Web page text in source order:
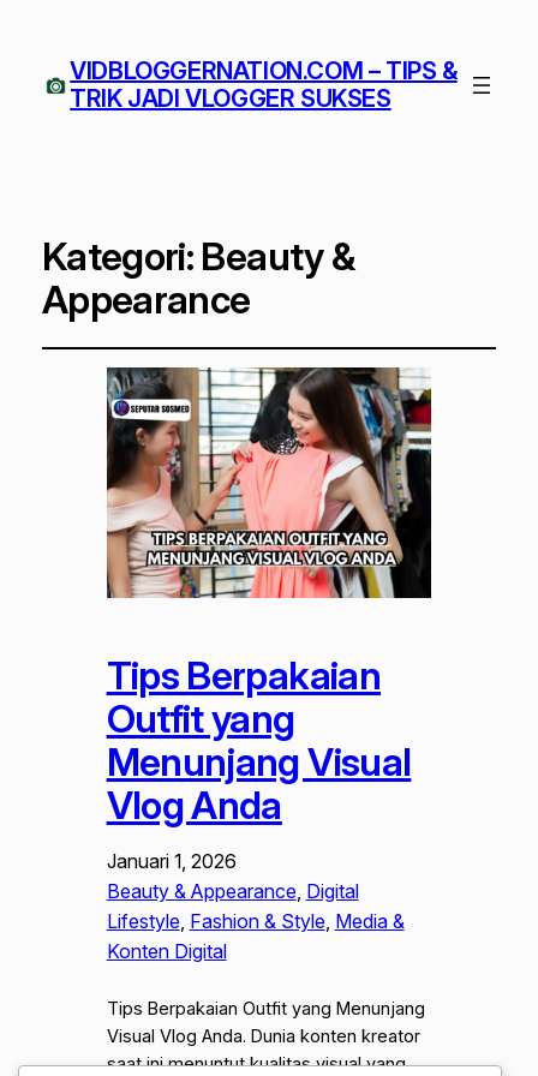
VIDBLOGGERNATION.COM – TIPS &
TRIK JADI VLOGGER SUKSES
Kategori: Beauty &
Appearance
Tips Berpakaian
Outfit yang
Menunjang Visual
Vlog Anda
Januari 1, 2026
Beauty & Appearance, Digital
Lifestyle, Fashion & Style, Media &
Konten Digital
Tips Berpakaian Outfit yang Menunjang
Visual Vlog Anda. Dunia konten kreator
saat ini menuntut kualitas visual yang